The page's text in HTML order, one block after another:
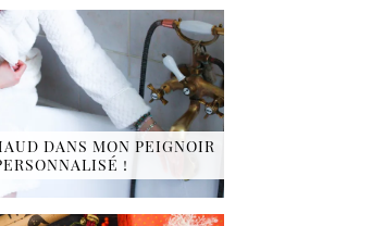
DANS MON PEIGNOIR
!